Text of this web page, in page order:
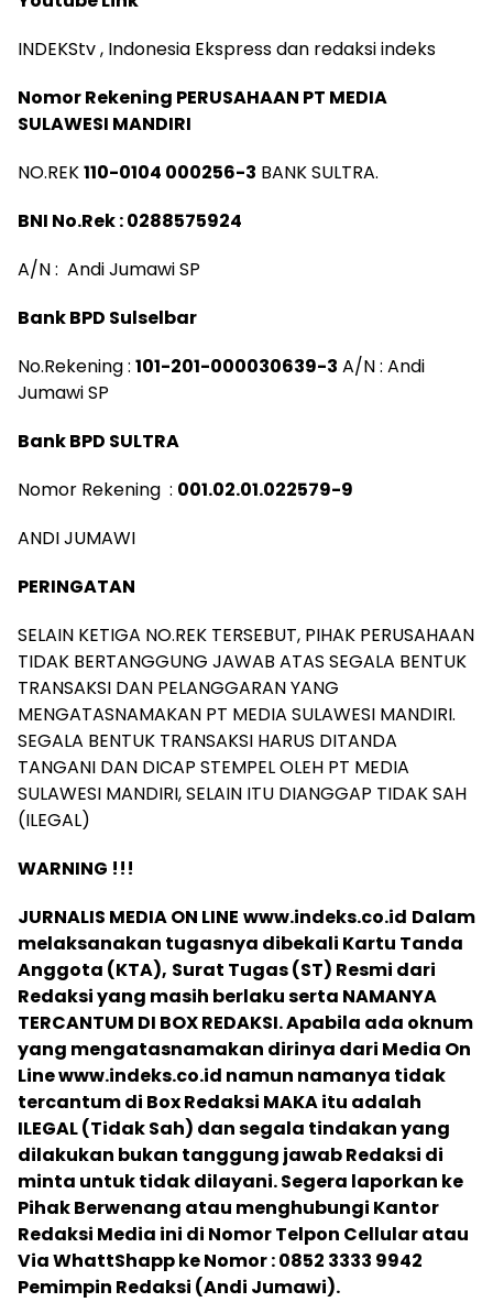
INDEKStv , Indonesia Ekspress dan redaksi indeks
Nomor Rekening PERUSAHAAN PT MEDIA
SULAWESI MANDIRI
NO.REK110-0104 000256-3 BANK SULTRA.
BNI No.Rek : 0288575924
A/N : Andi Jumawi SP
Bank BPD Sulselbar
No.Rekening : 101-201-000030639-3 A/N : Andi
Jumawi SP
Bank BPD SULTRA
Nomor Rekening : 001.02.01.022579-9
ANDI JUMAWI
PERINGATAN
SELAIN KETIGA NO.REK TERSEBUT, PIHAK PERUSAHAAN
TIDAK BERTANGGUNG JAWAB ATAS SEGALA BENTUK
TRANSAKSI DAN PELANGGARAN YANG
MENGATASNAMAKAN PT MEDIA SULAWESI MANDIRI.
SEGALA BENTUK TRANSAKSI HARUS DITANDA
TANGANI DAN DICAP STEMPEL OLEH PT MEDIA
SULAWESI MANDIRI, SELAIN ITU DIANGGAP TIDAK SAH
(ILEGAL)
WARNING !!!
JURNALIS MEDIA ON LINE www.indeks.co.id Dalam
melaksanakan tugasnya dibekali Kartu Tanda
Anggota (KTA), Surat Tugas (ST) Resmi dari
Redaksi yang masih berlaku serta NAMANYA
TERCANTUM DI BOX REDAKSI. Apabila ada oknum
yang mengatasnamakan dirinya dari Media On
Line www.indeks.co.id namun namanya tidak
tercantum di Box Redaksi MAKA itu adalah
ILEGAL (Tidak Sah) dan segala tindakan yang
dilakukan bukan tanggung jawab Redaksi di
minta untuk tidak dilayani. Segera laporkan ke
Pihak Berwenang atau menghubungi Kantor
Redaksi Media ini di Nomor Telpon Cellular atau
Via WhattShapp ke Nomor : 0852 3333 9942
Pemimpin Redaksi (Andi Jumawi).